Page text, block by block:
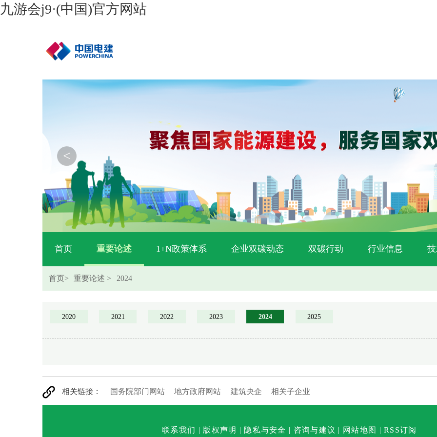
九游会j9·(中国)官方网站
<
首页 重要论述 1+N政策体系 企业双碳动态 双碳行动 行业信息
首页> 重要论述 > 2024
2020 2021 2022 2023 2024 2025
相关链接： 国务院部门网站 地方政府网站 建筑央企 相关子企业
联系我们 | 版权声明 | 隐私与安全 | 咨询与建议 | 网站地图 |RSS订阅